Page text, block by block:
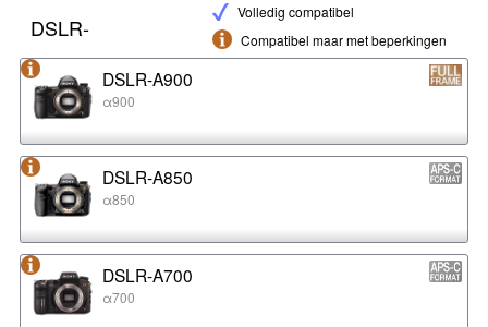
Volledig compatibel
Compatibel maar met beperkingen
DSLR-
DSLR-A900
α900
DSLR-A850
α850
DSLR-A700
α700